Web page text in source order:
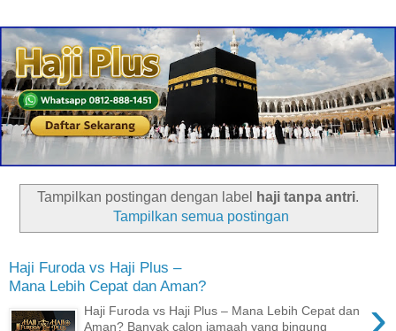
Tampilkan postingan dengan label haji tanpa antri.
Tampilkan semua postingan
Haji Furoda vs Haji Plus –
Mana Lebih Cepat dan Aman?
Haji Furoda vs Haji Plus – Mana Lebih Cepat dan
Aman? Banyak calon jamaah yang bingung